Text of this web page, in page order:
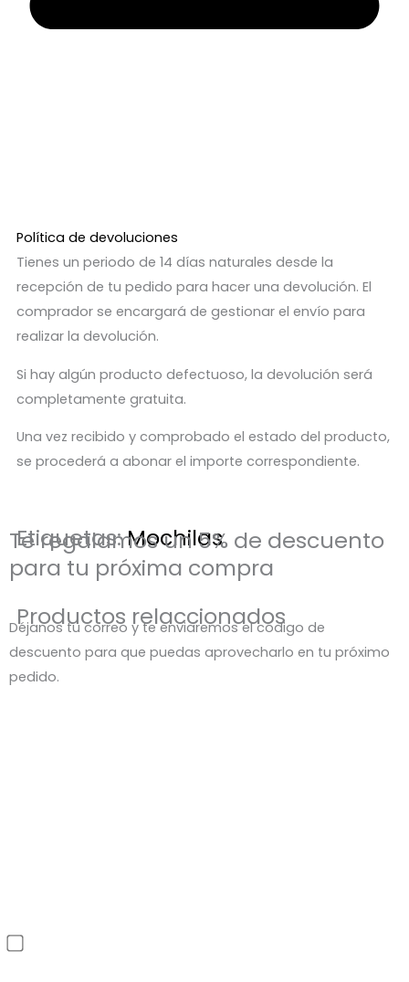
Política de devoluciones
Tienes un periodo de 14 días naturales desde la
recepción de tu pedido para hacer una devolución. El
comprador se encargará de gestionar el envío para
realizar la devolución.
Si hay algún producto defectuoso, la devolución será
completamente gratuita.
Una vez recibido y comprobado el estado del producto,
se procederá a abonar el importe correspondiente.
Etiquetas:Mochilas
Productos relaccionados
Te regalamos un 5% de descuento
para tu próxima compra
Déjanos tu correo y te enviaremos el código de
descuento para que puedas aprovecharlo en tu próximo
pedido.